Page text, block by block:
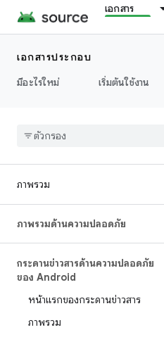
เอกสาร
เอกสารประกอบ
มีอะไรใหม่
เริ่มต้นใช้งาน
ภาพรวม
ภาพรวมด้านความปลอดภัย
กระดานข่าวสารด้านความปลอดภัย
ของ Android
หน้าแรกของกระดานข่าวสาร
ภาพรวม